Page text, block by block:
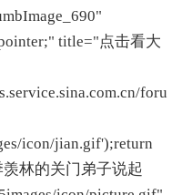
title="点击看大
foru
icon/jian.gif');return
林的关门弟子说起